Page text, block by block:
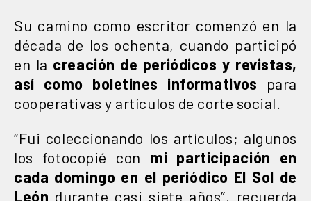
Su camino como escritor comenzó en la
década de los ochenta, cuando participó
en la creación de periódicos y revistas,
así como boletines informativos para
cooperativas y artículos de corte social.
“Fui coleccionando los artículos; algunos
los fotocopié con mi participación en
cada domingo en el periódico El Sol de
León durante casi siete años”, recuerda